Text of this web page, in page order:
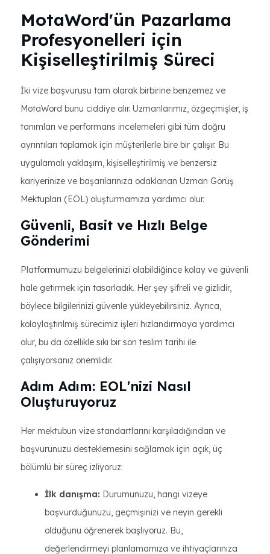
MotaWord'ün Pazarlama
Profesyonelleri için
Kişiselleştirilmiş Süreci
İki vize başvurusu tam olarak birbirine benzemez ve
MotaWord bunu ciddiye alır. Uzmanlarımız, özgeçmişler, iş
tanımları ve performans incelemeleri gibi tüm doğru
ayrıntıları toplamak için müşterilerle bire bir çalışır. Bu
uygulamalı yaklaşım, kişiselleştirilmiş ve benzersiz
kariyerinize ve başarılarınıza odaklanan Uzman Görüş
Mektupları (EOL) oluşturmamıza yardımcı olur.
Güvenli, Basit ve Hızlı Belge
Gönderimi
Platformumuzu belgelerinizi olabildiğince kolay ve güvenli
hale getirmek için tasarladık. Her şey şifreli ve gizlidir,
böylece bilgilerinizi güvenle yükleyebilirsiniz. Ayrıca,
kolaylaştırılmış sürecimiz işleri hızlandırmaya yardımcı
olur, bu da özellikle sıkı bir son teslim tarihi ile
çalışıyorsanız önemlidir.
Adım Adım: EOL'nizi Nasıl
Oluşturuyoruz
Her mektubun vize standartlarını karşıladığından ve
başvurunuzu desteklemesini sağlamak için açık, üç
bölümlü bir süreç izliyoruz:
İlk danışma: Durumunuzu, hangi vizeye
başvurduğunuzu, geçmişinizi ve neyin gerekli
olduğunu öğrenerek başlıyoruz. Bu,
değerlendirmeyi planlamamıza ve ihtiyaçlarınıza